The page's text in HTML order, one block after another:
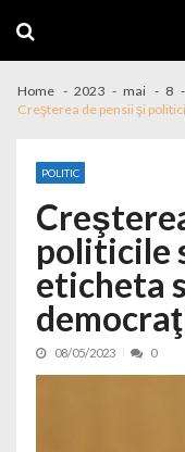
Home 2023 mai
8
Creşterea de pensii şi
POLITIC
politicile
eticheta
08/05/2023 0